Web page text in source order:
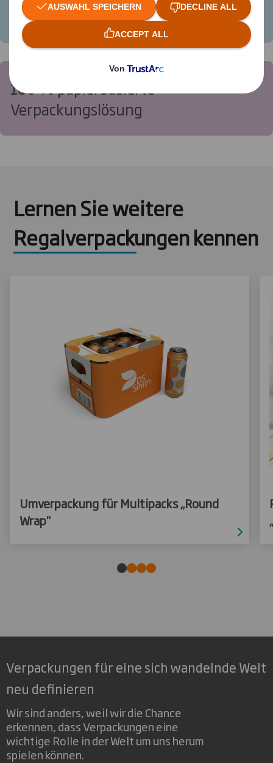
kann direkt palettiert werden
100 % papierbasierte
Verpackungslösung
Lernen Sie weitere
Regalverpackungen kennen
Umverpackung für Multipacks „Round
Wrap"
Verpackungen für eine sich wandelnde Welt
neu definieren
Wir sind anders, weil wir die Chance
erkennen, dass Verpackungen eine
wichtige Rolle in der Welt um uns herum
spielen können.